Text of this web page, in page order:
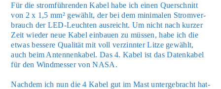
Für die strom­füh­ren­den Kabel habe ich einen Quer­schnitt
von 2 x 1,5 mm² gewählt, der bei dem mini­ma­len Strom­ver­
brauch der LED-Leuch­ten aus­reicht. Um nicht nach kur­zer
Zeit wie­der neue Kabel ein­bau­en zu müs­sen, habe ich die
etwas bes­se­re Qua­li­tät mit voll ver­zinn­ter Lit­ze gewählt,
auch beim Anten­nen­ka­bel. Das 4. Kabel ist das Daten­ka­bel
für den Wind­mes­ser von NASA.
Nach­dem ich nun die 4 Kabel gut im Mast unter­ge­bracht hat­